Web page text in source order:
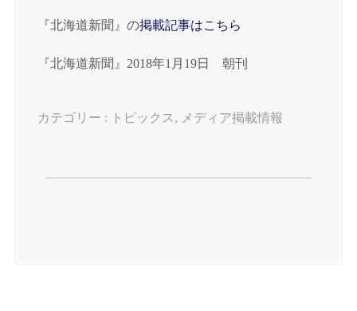
『北海道新聞』の掲載記事はこちら
『北海道新聞』2018年1月19日 朝刊
カテゴリー : トピックス , メディア掲載情報